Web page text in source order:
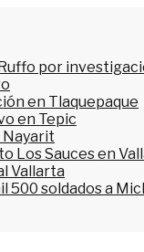
por
en Tlaquepaque
en Tepic
Nayarit
Los Sauces en
Vallarta
500 soldados a